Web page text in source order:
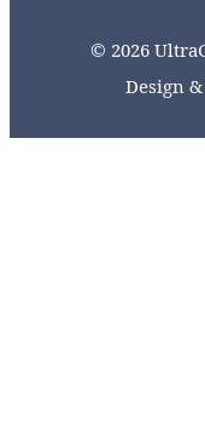
© 2026
Design